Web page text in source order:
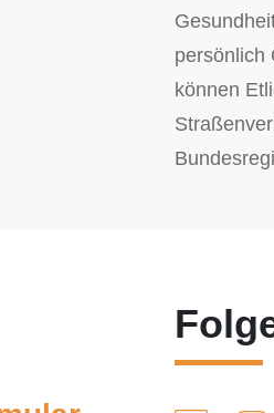
persönlich
können